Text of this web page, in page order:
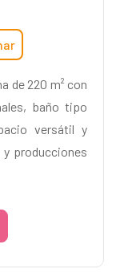
de 220 m² con
baño tipo
versátil y
producciones